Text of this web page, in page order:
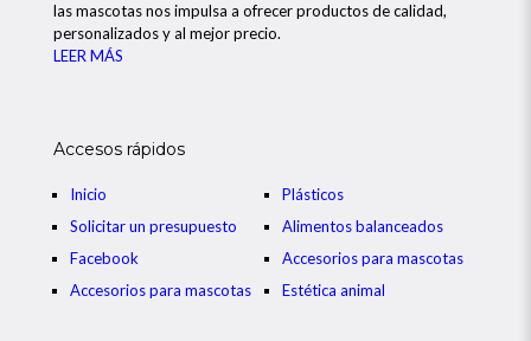
las mascotas nos impulsa a ofrecer productos de calidad,
personalizados y al mejor precio.
LEER MÁS
Accesos rápidos
Inicio
Solicitar un presupuesto
Facebook
Accesorios para mascotas
Plásticos
Alimentos balanceados
Accesorios para mascotas
Estética animal